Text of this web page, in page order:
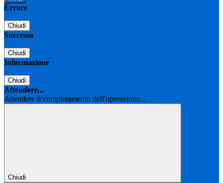
Errore
Chiudi
Successo
Chiudi
Informazione
Chiudi
Attendere...
Attendere il completamento dell'operazione...
Chiudi